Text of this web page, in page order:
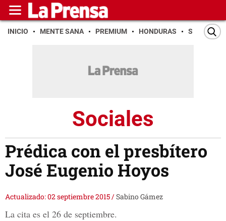
INICIO MENTE SANA PREMIUM HONDURAS SAN PEDRO
Sociales
Prédica con el presbítero
José Eugenio Hoyos
Actualizado: 02 septiembre 2015/Sabino Gámez
La cita es el 26 de septiembre.